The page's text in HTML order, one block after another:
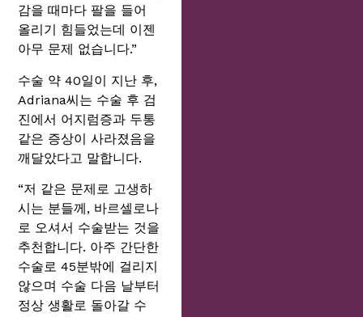
감을 때마다 팔을 들어
올리기 힘들었는데 이젠
아무 문제 없습니다.”
수술 약 40일이 지난 후,
Adriana씨는 수술 후 검
진에서 어지럼증과 두통
같은 증상이 사라졌음을
깨달았다고 말합니다.
“저 같은 문제로 고생하
시는 분들께, 바르셀로나
로 오셔서 수술받는 것을
추천합니다. 아주 간단한
수술로 45분밖에 걸리지
않으며 수술 다음 날부터
정상 생활로 돌아갈 수